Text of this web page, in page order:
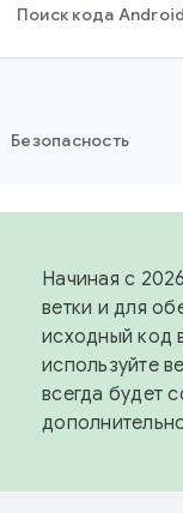
Поиск кода Android
Безопасность
Начиная с
ветки и для
исходный код
используйте
всегда будет